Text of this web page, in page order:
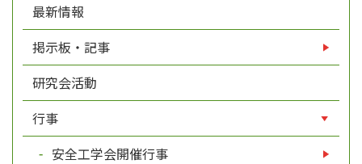
最新情報
掲示板・記事
研究会活動
行事
安全工学会開催行事